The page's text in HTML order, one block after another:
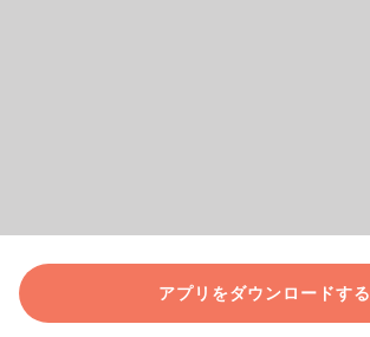
アプリをダウンロードする